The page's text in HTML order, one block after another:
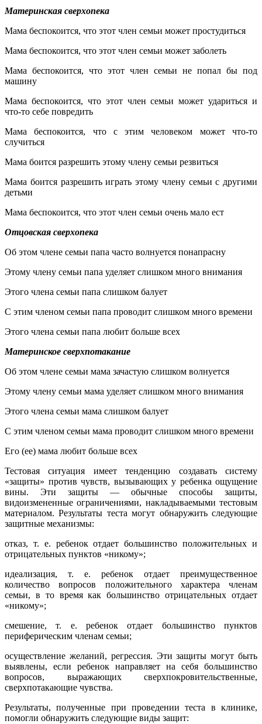
Материнская сверхопека
Мама беспокоится, что этот член семьи может простудиться
Мама беспокоится, что этот член семьи может заболеть
Мама беспокоится, что этот член семьи не попал бы под
машину
Мама беспокоится, что этот член семьи может удариться и
что-то себе повредить
Мама беспокоится, что с этим человеком может что-то
случиться
Мама боится разрешить этому члену семьи резвиться
Мама боится разрешить играть этому члену семьи с другими
детьми
Мама беспокоится, что этот член семьи очень мало ест
Отцовская сверхопека
Об этом члене семьи папа часто волнуется понапрасну
Этому члену семьи папа уделяет слишком много внимания
Этого члена семьи папа слишком балует
С этим членом семьи папа проводит слишком много времени
Этого члена семьи папа любит больше всех
Материнское сверхпотакание
Об этом члене семьи мама зачастую слишком волнуется
Этому члену семьи мама уделяет слишком много внимания
Этого члена семьи мама слишком балует
С этим членом семьи мама проводит слишком много времени
Его (ее) мама любит больше всех
Тестовая ситуация имеет тенденцию создавать систему
«защиты» против чувств, вызывающих у ребенка ощущение
вины. Эти защиты — обычные способы защиты,
видоизмененные ограничениями, накладываемыми тестовым
материалом. Результаты теста могут обнаружить следующие
защитные механизмы:
отказ, т. е. ребенок отдает большинство положительных и
отрицательных пунктов «никому»;
идеализация, т. е. ребенок отдает преимущественное
количество вопросов положительного характера членам
семьи, в то время как большинство отрицательных отдает
«никому»;
смешение, т. е. ребенок отдает большинство пунктов
периферическим членам семьи;
осуществление желаний, регрессия. Эти защиты могут быть
выявлены, если ребенок направляет на себя большинство
вопросов, выражающих сверхпокровительственные,
сверхпотакающие чувства.
Результаты, полученные при проведении теста в клинике,
помогли обнаружить следующие виды защит: